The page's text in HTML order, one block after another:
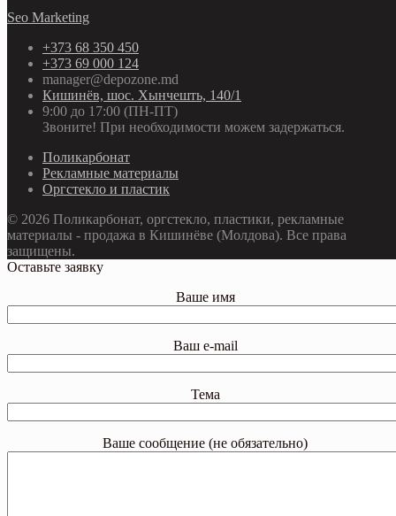
Seo Marketing
+373 68 350 450
+373 69 000 124
manager@depozone.md
Кишинёв, шос. Хынчешть, 140/1
9:00 до 17:00 (ПН-ПТ)
Звоните! При необходимости можем задержаться.
Поликарбонат
Рекламные материалы
Оргстекло и пластик
© 2026 Поликарбонат, оргстекло, пластики, рекламные
материалы - продажа в Кишинёве (Молдова). Все права
защищены.
Оставьте заявку
Ваше имя
Ваш e-mail
Тема
Ваше сообщение (не обязательно)